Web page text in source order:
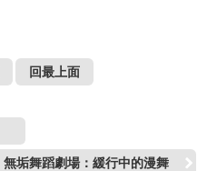
回最上面
無垢舞蹈劇場：緩行中的漫舞